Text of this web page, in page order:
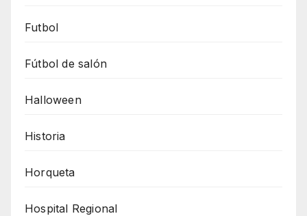
Futbol
Fútbol de salón
Halloween
Historia
Horqueta
Hospital Regional